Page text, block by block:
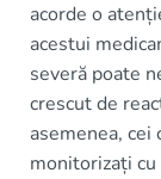
acorde o
acestui
severă poate
crescut de
asemenea,
monitorizați